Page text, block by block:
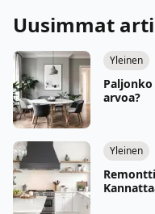
Uusimmat
Yleinen
arvoa?
Yleinen